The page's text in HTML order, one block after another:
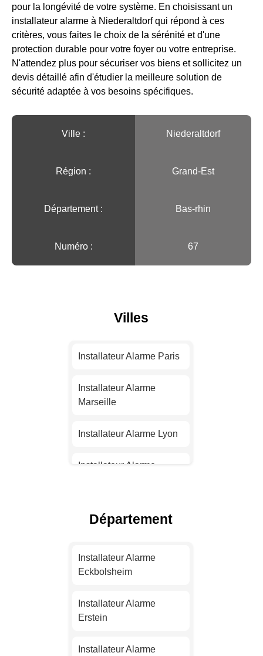
pour la longévité de votre système. En choisissant un
installateur alarme à Niederaltdorf qui répond à ces
critères, vous faites le choix de la sérénité et d'une
protection durable pour votre foyer ou votre entreprise.
N'attendez plus pour sécuriser vos biens et sollicitez un
devis détaillé afin d'étudier la meilleure solution de
sécurité adaptée à vos besoins spécifiques.
Ville :️ Niederaltdorf
Région :️ Grand-Est
Département : Bas-rhin
Numéro : 67
Villes
Installateur Alarme Paris
Installateur Alarme
Marseille
Installateur Alarme Lyon
Installateur Alarme
Installateur Alarme Nice
Nantes
Strasbourg
Montpellier
Département
Installateur Alarme
Eckbolsheim
Installateur Alarme
Erstein
Installateur Alarme